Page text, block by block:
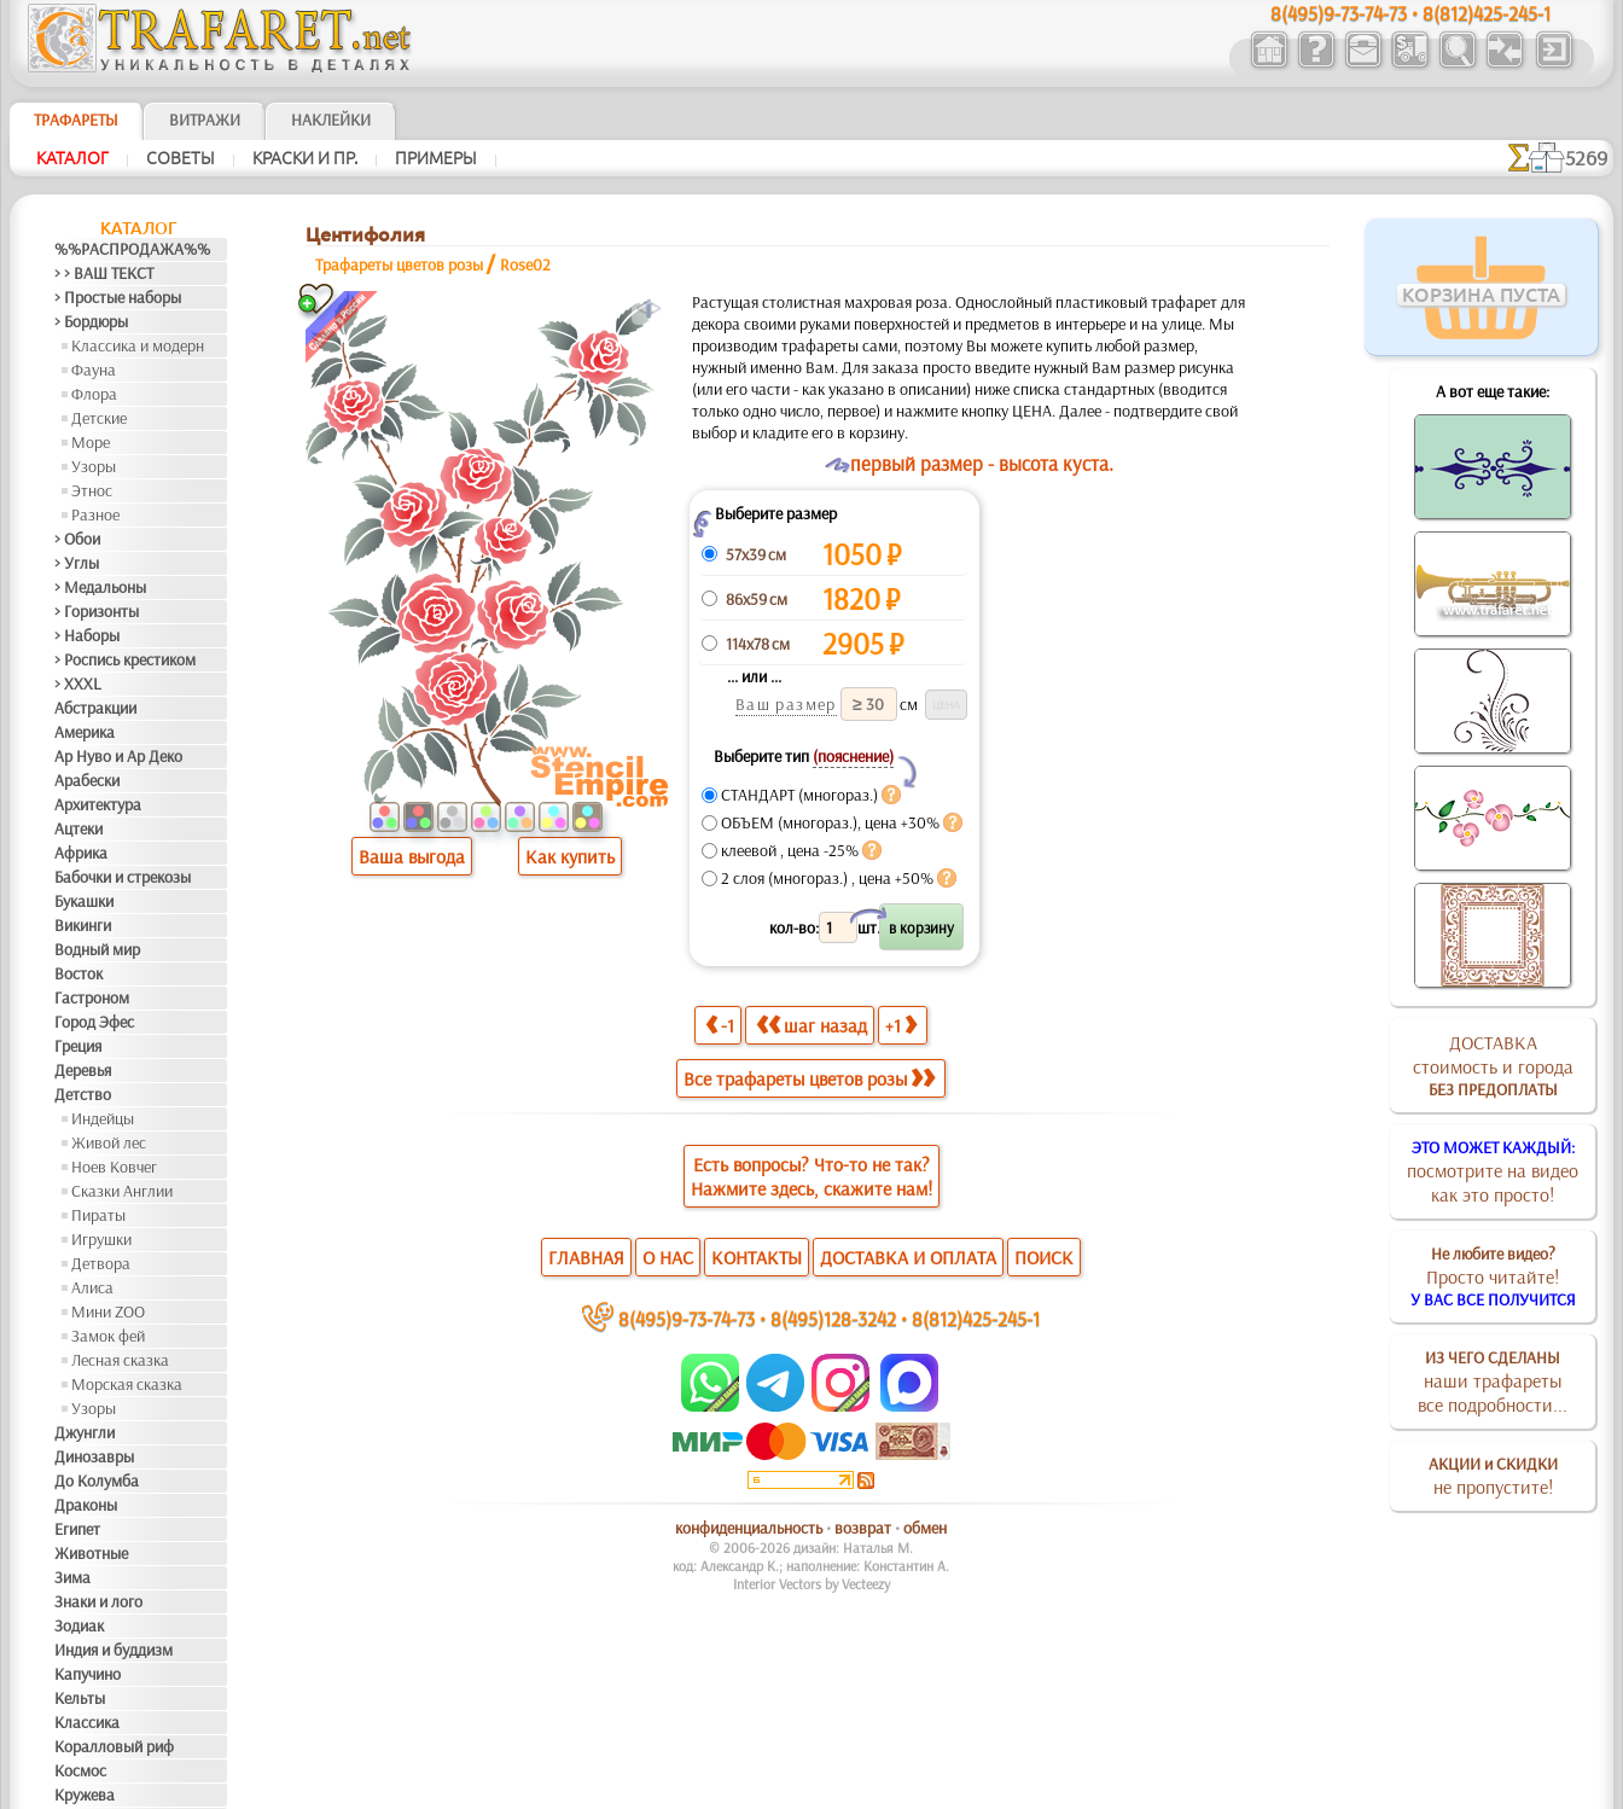
8(495)9-73-74-73 • 8(812)425-245-1
ТРАФАРЕТЫ ВИТРАЖИ НАКЛЕЙКИ
КАТАЛОГ | СОВЕТЫ | КРАСКИ И ПР. | ПРИМЕРЫ | 5269
КАТАЛОГ
%%РАСПРОДАЖА%%
> > ВАШ ТЕКСТ
> Простые наборы
> Бордюры
Классика и модерн
Фауна
Флора
Детские
Море
Узоры
Этнос
Разное
> Обои
> Углы
> Медальоны
> Горизонты
> Наборы
> Роспись крестиком
> XXXL
Абстракции
Америка
Ар Нуво и Ар Деко
Арабески
Архитектура
Ацтеки
Африка
Бабочки и стрекозы
Букашки
Викинги
Водный мир
Восток
Гастроном
Город Эфес
Греция
Деревья
Детство
Индейцы
Живой лес
Ноев Ковчег
Сказки Англии
Пираты
Игрушки
Детвора
Алиса
Мини ZOO
Замок фей
Лесная сказка
Морская сказка
Узоры
Джунгли
Динозавры
До Колумба
Драконы
Египет
Животные
Зима
Знаки и лого
Зодиак
Индия и буддизм
Капучино
Кельты
Классика
Коралловый риф
Космос
Кружева
КОРЗИНА ПУСТА
А вот еще такие:
ДОСТАВКА
стоимость и города
БЕЗ ПРЕДОПЛАТЫ
ЭТО МОЖЕТ КАЖДЫЙ:
посмотрите на видео
как это просто!
Не любите видео?
Просто читайте!
У ВАС ВСЕ ПОЛУЧИТСЯ
ИЗ ЧЕГО СДЕЛАНЫ
наши трафареты
все подробности...
АКЦИИ и СКИДКИ
не пропустите!
Центифолия
Трафареты цветов розы / Rose02
a
Ваша выгода Как купить
Растущая столистная махровая роза. Однослойный пластиковый трафарет для
декора своими руками поверхностей и предметов в интерьере и на улице. Мы
производим трафареты сами, поэтому Вы можете купить любой размер,
нужный именно Вам. Для заказа просто введите нужный Вам размер рисунка
(или его части - как указано в описании) ниже списка стандартных (вводится
только одно число, первое) и нажмите кнопку ЦЕНА. Далее - подтвердите свой
выбор и кладите его в корзину.
Oпервый размер - высота куста.
ZВыберите размер
57x39 см
1050₽
86x59 см 1820₽
114x78 см 2905₽
... или ...
Ваш размер
см
Выберите тип (пояснение)
Y
СТАНДАРТ (многораз.)
ОБЪЕМ (многораз.), цена +30%
клеевой , цена -25%
2 слоя (многораз.) , цена +50%
кол-во: шт.
X
-1 шаг назад +1
Все трафареты цветов розы
Есть вопросы? Что-то не так?
Нажмите здесь, скажите нам!
ГЛАВНАЯ О НАС КОНТАКТЫ ДОСТАВКА И ОПЛАТА ПОИСК
~ 8(495)9-73-74-73 •8(495)128-3242 •8(812)425-245-1
конфиденциальность• возврат •обмен
© 2006-2026 дизайн: Наталья М.
код: Александр К.; наполнение: Константин А.
Interior Vectors by Vecteezy